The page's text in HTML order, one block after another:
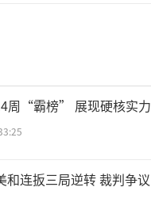
周“霸榜” 展现硬核实力
和连扳三局逆转 裁判争议